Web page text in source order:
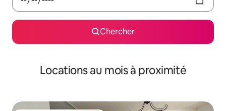
Chercher
Locations au mois à proximité